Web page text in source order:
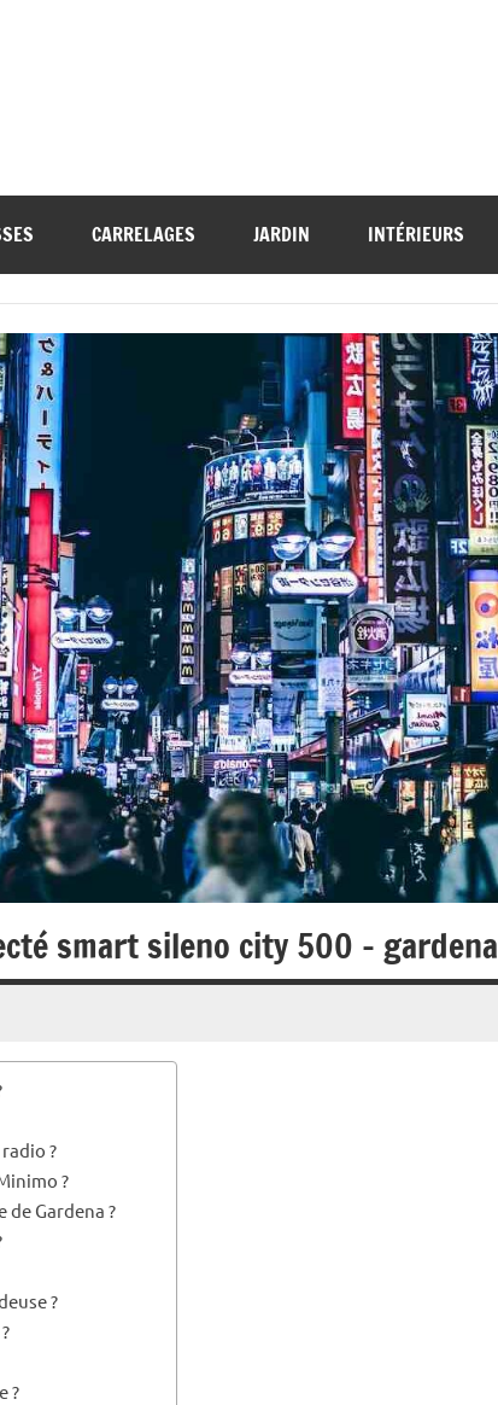
CARRELAGES JARDIN INTÉRIEURS
smart sileno city 500 – gardena
?
?
Gardena ?
?
?